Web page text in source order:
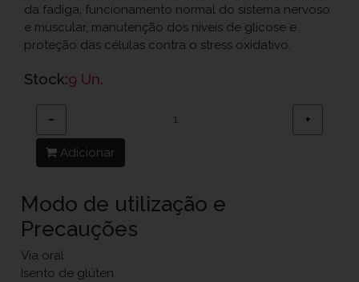
da fadiga, funcionamento normal do sistema nervoso
e muscular, manutenção dos níveis de glicose e
proteção das células contra o stress oxidativo.
Stock:9 Un.
− +
Adicionar
Modo de utilização e
Precauções
Via oral
Isento de glúten